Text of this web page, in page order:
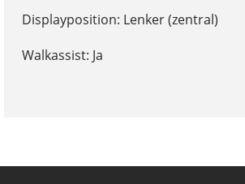
Displayposition: Lenker (zentral)
Walkassist: Ja